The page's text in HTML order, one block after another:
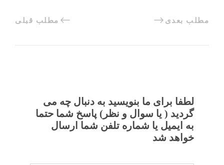
مطلب قبلی مطلب بعدی
لطفا برای ما بنویسید به دنبال چه می
گردید ( یا سوال و نظر) پاسخ شما حتما
به ایمیل یا شماره تلفن شما ارسال
خواهد شد